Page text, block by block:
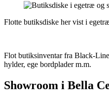
Flotte butiksdiske her vist i
Flot butiksinventar fra Black-
hylder, ege bordplader m.m.
Showroom i Bella